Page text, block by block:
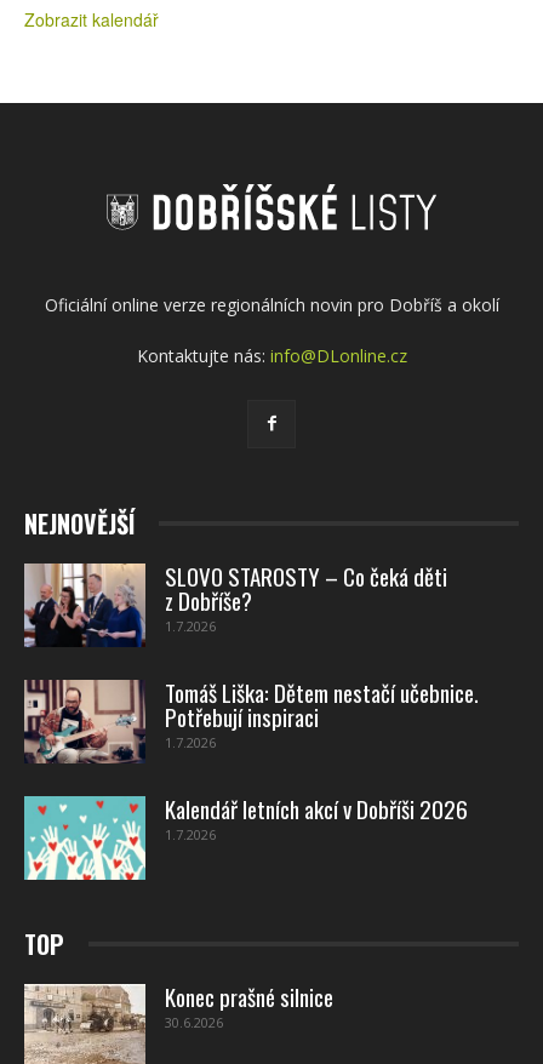
Zobrazit kalendář
Oficiální online verze regionálních novin pro Dobříš a okolí
Kontaktujte nás: info@DLonline.cz
NEJNOVĚJŠÍ
SLOVO STAROSTY – Co čeká děti
z Dobříše?
1.7.2026
Tomáš Liška: Dětem nestačí učebnice.
Potřebují inspiraci
1.7.2026
Kalendář letních akcí v Dobříši 2026
1.7.2026
TOP
Konec prašné silnice
30.6.2026